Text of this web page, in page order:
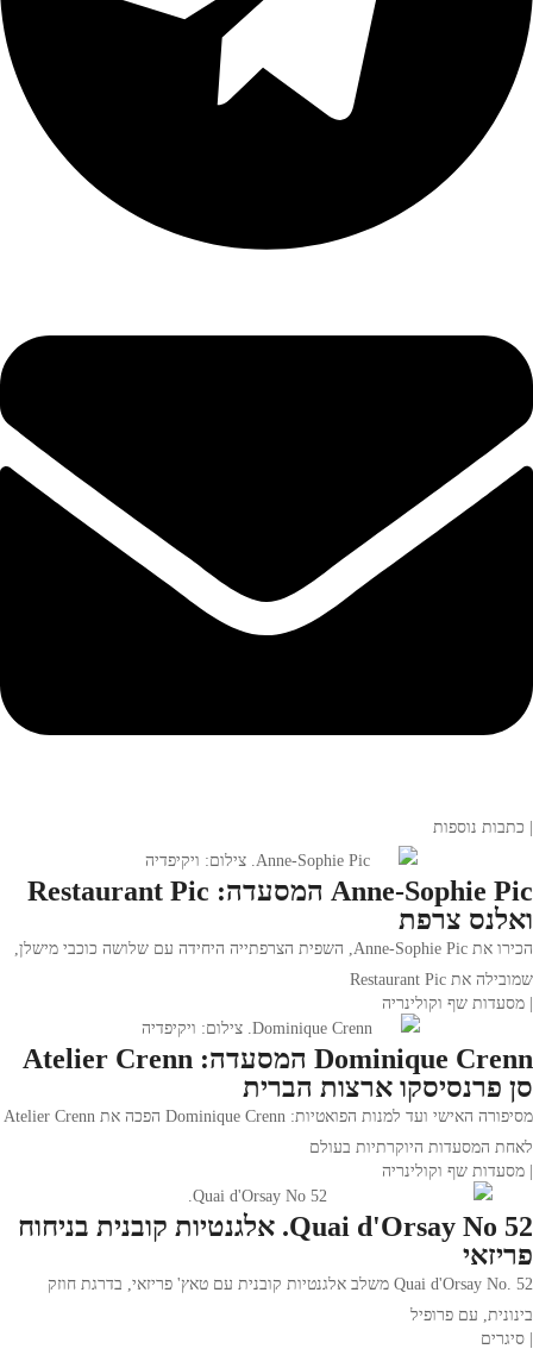
| כתבות נוספות
Anne-Sophie Pic המסעדה: Restaurant Pic
ואלנס צרפת
הכירו את Anne-Sophie Pic, השפית הצרפתייה היחידה עם שלושה כוכבי מישלן,
שמובילה את Restaurant Pic
| מסעדות שף וקולינריה
Dominique Crenn המסעדה: Atelier Crenn
סן פרנסיסקו ארצות הברית
מסיפורה האישי ועד למנות הפואטיות: Dominique Crenn הפכה את Atelier Crenn
לאחת המסעדות היוקרתיות בעולם
| מסעדות שף וקולינריה
52 Quai d'Orsay No. אלגנטיות קובנית בניחוח
פריזאי
Quai d'Orsay No. 52 משלב אלגנטיות קובנית עם טאץ' פריזאי, בדרגת חוזק
בינונית, עם פרופיל
| סיגרים